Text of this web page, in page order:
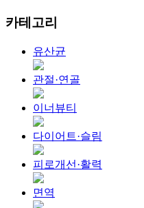
카테고리
유산균
관절·연골
이너뷰티
다이어트·슬림
피로개선·활력
면역